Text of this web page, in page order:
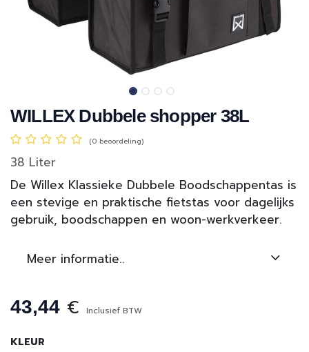
WILLEX Dubbele shopper 38L
(0 beoordeling)
38 Liter
De Willex Klassieke Dubbele Boodschappentas is
een stevige en praktische fietstas voor dagelijks
gebruik, boodschappen en woon-werkverkeer.
Meer informatie..
43,44 € Inclusief BTW
KLEUR